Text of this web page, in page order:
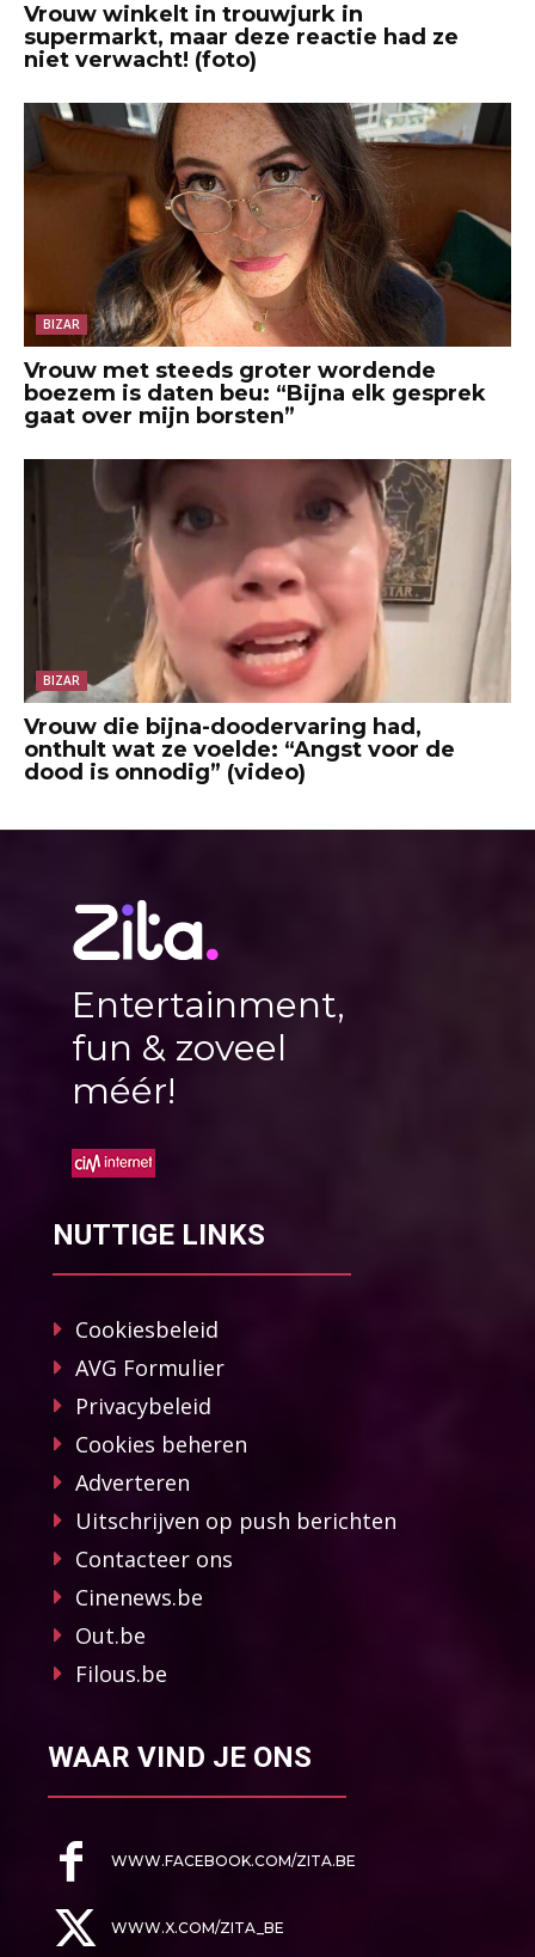
Vrouw winkelt in trouwjurk in
supermarkt, maar deze reactie had ze
niet verwacht! (foto)
BIZAR
Vrouw met steeds groter wordende
boezem is daten beu: “Bijna elk gesprek
gaat over mijn borsten”
BIZAR
Vrouw die bijna-doodervaring had,
onthult wat ze voelde: “Angst voor de
dood is onnodig” (video)
Entertainment,
fun & zoveel
méér!
NUTTIGE LINKS
Cookiesbeleid
AVG Formulier
Privacybeleid
Cookies beheren
Adverteren
Uitschrijven op push berichten
Contacteer ons
Cinenews.be
Out.be
Filous.be
WAAR VIND JE ONS
WWW.FACEBOOK.COM/ZITA.BE
WWW.X.COM/ZITA_BE